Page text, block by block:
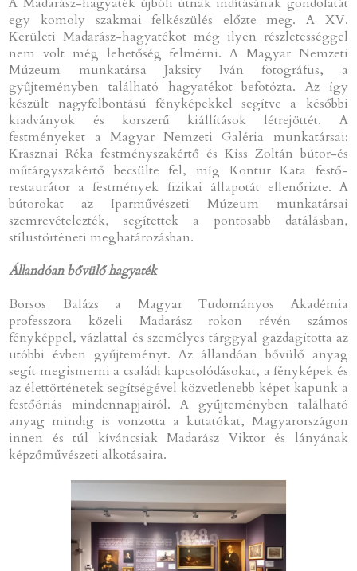
egy komoly szakmai felkészülés előzte meg. A XV.
Kerületi Madarász-hagyatékot még ilyen részletességgel
nem volt még lehetőség felmérni. A Magyar Nemzeti
Múzeum munkatársa Jaksity Iván fotográfus, a
gyűjteményben található hagyatékot befotózta. Az így
készült nagyfelbontású fényképekkel segítve a későbbi
kiadványok és korszerű kiállítások létrejöttét. A
festményeket a Magyar Nemzeti Galéria munkatársai:
Krasznai Réka festményszakértő és Kiss Zoltán bútor-és
műtárgyszakértő becsülte fel, míg Kontur Kata festő-
restaurátor a festmények fizikai állapotát ellenőrizte. A
bútorokat az Iparművészeti Múzeum munkatársai
szemrevételezték, segítettek a pontosabb datálásban,
stílustörténeti meghatározásban.
Állandóan bővülő hagyaték
Borsos Balázs a Magyar Tudományos Akadémia
professzora közeli Madarász rokon révén számos
fényképpel, vázlattal és személyes tárggyal gazdagította az
utóbbi évben gyűjteményt. Az állandóan bővülő anyag
segít megismerni a családi kapcsolódásokat, a fényképek és
az élettörténetek segítségével közvetlenebb képet kapunk a
festőóriás mindennapjairól. A gyűjteményben található
anyag mindig is vonzotta a kutatókat, Magyarországon
innen és túl kíváncsiak Madarász Viktor és lányának
képzőművészeti alkotásaira.